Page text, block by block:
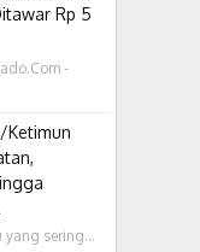
Rp 5
-
Ketimun
yang sering...